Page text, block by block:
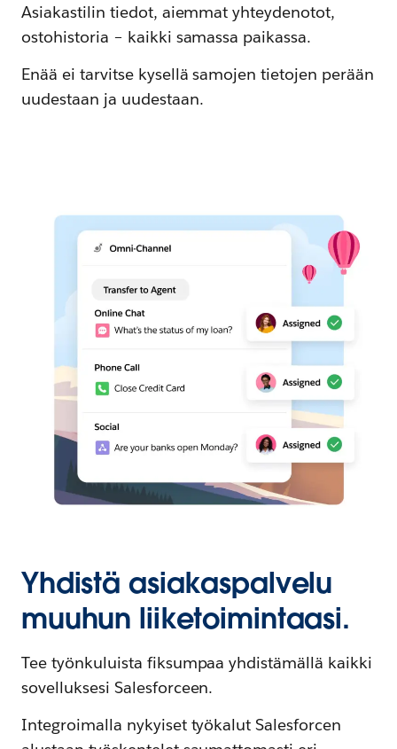
Asiakastilin tiedot, aiemmat yhteydenotot,
ostohistoria – kaikki samassa paikassa.
Enää ei tarvitse kysellä samojen tietojen perään
uudestaan ja uudestaan.
Yhdistä asiakaspalvelu
muuhun liiketoimintaasi.
Tee työnkuluista fiksumpaa yhdistämällä kaikki
sovelluksesi Salesforceen.
Integroimalla nykyiset työkalut Salesforcen